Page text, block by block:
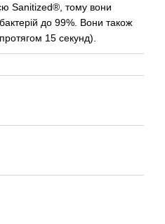
Sanitized®, тому вони
до 99%. Вони також
15 секунд).